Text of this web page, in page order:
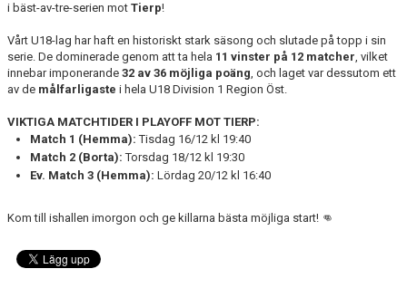
1929-KLUBBEN
PUCKEN RESTAURANG
BILDGALLERI
MEDLEMSINFO
i bäst-av-tre-serien mot Tierp!
Vårt U18-lag har haft en historiskt stark säsong och slutade på topp i sin
serie. De dominerade genom att ta hela 11 vinster på 12 matcher, vilket
innebar imponerande 32 av 36 möjliga poäng, och laget var dessutom ett
av de målfarligaste i hela U18 Division 1 Region Öst.
VIKTIGA MATCHTIDER I PLAYOFF MOT TIERP:
Match 1 (Hemma): Tisdag 16/12 kl 19:40
Match 2 (Borta): Torsdag 18/12 kl 19:30
Ev. Match 3 (Hemma): Lördag 20/12 kl 16:40
Kom till ishallen imorgon och ge killarna bästa möjliga start! 👊